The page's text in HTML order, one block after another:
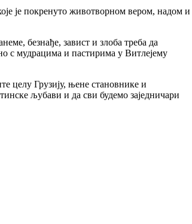
је покренуто животворном вером, надом и
безнађе, завист и злоба треба да
с мудрацима и пастирима у Витлејему
целу Грузију, њене становнике и
љубави и да сви будемо заједничари